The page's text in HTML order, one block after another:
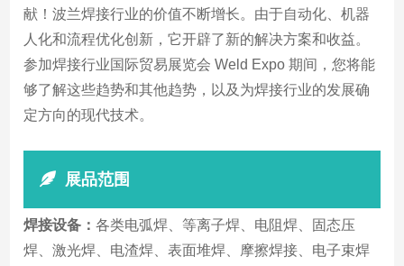
献！波兰焊接行业的价值不断增长。由于自动化、机器
人化和流程优化创新，它开辟了新的解决方案和收益。
参加焊接行业国际贸易展览会 Weld Expo 期间，您将能
够了解这些趋势和其他趋势，以及为焊接行业的发展确
定方向的现代技术。
展品范围
焊接设备：各类电弧焊、等离子焊、电阻焊、固态压
焊、激光焊、电渣焊、表面堆焊、摩擦焊接、电子束焊